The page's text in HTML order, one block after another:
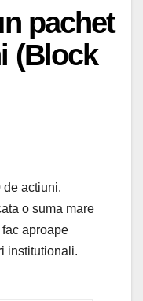
pachet
(Block
de actiuni.
o suma mare
aproape
institutionali.